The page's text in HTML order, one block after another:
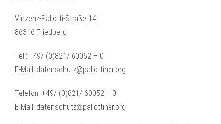
Vinzenz-Pallotti-Straße 14
86316 Friedberg
Tel.: +49/ (0)821/ 60052 – 0
E-Mail: datenschutz@pallottiner.org
Telefon: +49/ (0)821/ 60052 – 0
E-Mail: datenschutz@pallottiner.org